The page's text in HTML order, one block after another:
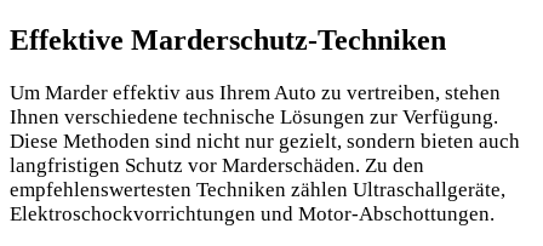
Effektive Marderschutz-Techniken
Um Marder effektiv aus Ihrem Auto zu vertreiben, stehen
Ihnen verschiedene technische Lösungen zur Verfügung.
Diese Methoden sind nicht nur gezielt, sondern bieten auch
langfristigen Schutz vor Marderschäden. Zu den
empfehlenswertesten Techniken zählen Ultraschallgeräte,
Elektroschockvorrichtungen und Motor-Abschottungen.